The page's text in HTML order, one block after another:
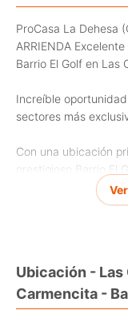
ProCasa La Dehesa
ARRIENDA
Barrio El Golf en Las
Increíble
sectores más
Con una ubicación
prestigioso Barrio El
en el piso menos
es ideal para
excelente
organización para
calefacción
Ubicación -
Carmencita -